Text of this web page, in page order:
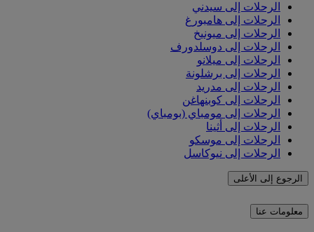
الرحلات إلى سيدني
الرحلات إلى هامبورغ
الرحلات إلى ميونيخ
الرحلات إلى دوسلدورف
الرحلات إلى ميلانو
الرحلات إلى برشلونة
الرحلات إلى مدريد
الرحلات إلى كوبنهاغن
الرحلات إلى مومباي (بومباي)
الرحلات إلى أثينا
الرحلات إلى موسكو
الرحلات إلى نيوكاسل
الرجوع إلى الأعلى
معلومات عنا